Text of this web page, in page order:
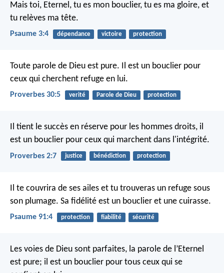
Mais toi, Eternel, tu es mon bouclier, tu es ma gloire, et
tu relèves ma tête.
Psaume 3:4 dépendance victoire protection
Toute parole de Dieu est pure. Il est un bouclier pour
ceux qui cherchent refuge en lui.
Proverbes 30:5 verité Parole de Dieu protection
Il tient le succès en réserve pour les hommes droits, il
est un bouclier pour ceux qui marchent dans l'intégrité.
Proverbes 2:7 justice bénédiction protection
Il te couvrira de ses ailes et tu trouveras un refuge sous
son plumage. Sa fidélité est un bouclier et une cuirasse.
Psaume 91:4 protection fiabilité sécurité
Les voies de Dieu sont parfaites, la parole de l’Eternel
est pure; il est un bouclier pour tous ceux qui se